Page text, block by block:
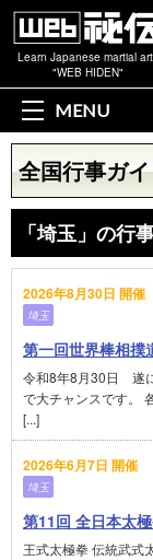
Learn Japanese martial
"WEB HIDEN"
MENU
全国行事ガ
「埼玉」の行
2026年8月30日 開催
埼玉
第一回世界棒相撲
令和8年8月30日 遂
で大チャンスです。
[...]
2026年6月7日 開催
埼玉
第11回 全日本太
王式太極拳 伝統武式